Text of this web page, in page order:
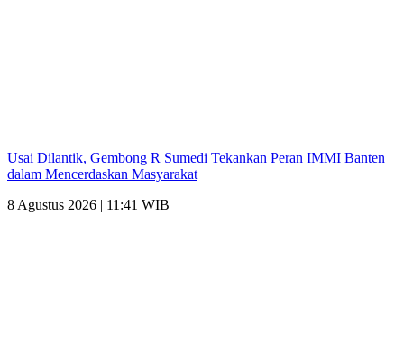
Usai Dilantik, Gembong R Sumedi Tekankan Peran IMMI Banten
dalam Mencerdaskan Masyarakat
8 Agustus 2026 | 11:41 WIB